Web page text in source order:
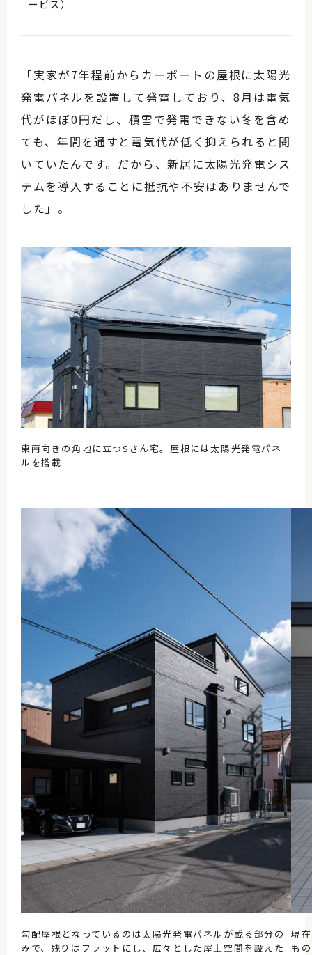
ービス）
「実家が7年程前からカーポートの屋根に太陽光
発電パネルを設置して発電しており、8月は電気
代がほぼ0円だし、積雪で発電できない冬を含め
ても、年間を通すと電気代が低く抑えられると聞
いていたんです。だから、新居に太陽光発電シス
テムを導入することに抵抗や不安はありませんで
した」。
東南向きの角地に立つSさん宅。屋根には太陽光発電パネ
ルを搭載
勾配屋根となっているのは太陽光発電パネルが載る部分の
みで、残りはフラットにし、広々とした屋上空間を設えた
現
も